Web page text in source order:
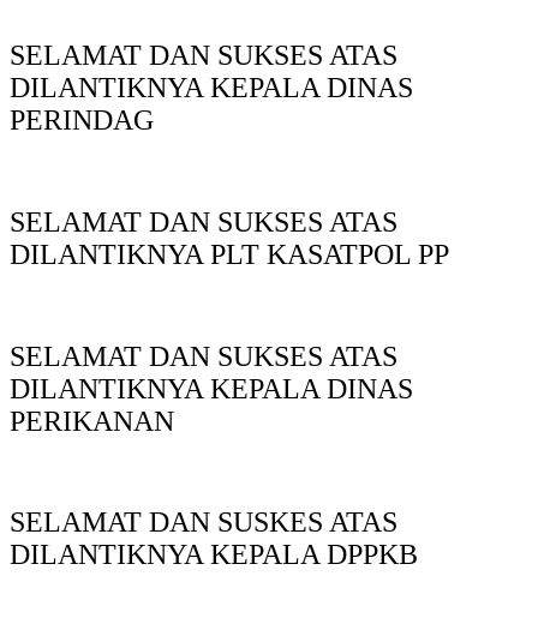
SELAMAT DAN SUKSES ATAS
DILANTIKNYA KEPALA DINAS
PERINDAG
SELAMAT DAN SUKSES ATAS
DILANTIKNYA PLT KASATPOL PP
SELAMAT DAN SUKSES ATAS
DILANTIKNYA KEPALA DINAS
PERIKANAN
SELAMAT DAN SUSKES ATAS
DILANTIKNYA KEPALA DPPKB